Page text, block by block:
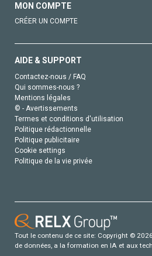
MON COMPTE
CRÉER UN COMPTE
AIDE & SUPPORT
Contactez-nous / FAQ
Qui sommes-nous ?
Mentions légales
© - Avertissements
Termes et conditions d'utilisation
Politique rédactionnelle
Politique publicitaire
Cookie settings
Politique de la vie privée
Tout le contenu de ce site: Copyright ©
de données, a la formation en IA et aux